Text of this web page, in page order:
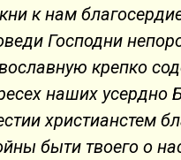
к нам
Господни
крепко
наших усердно
христианстем
быти твоего о